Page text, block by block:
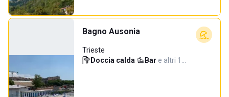
Bagno Ausonia
Trieste
Doccia calda· Bar·e altri 1…